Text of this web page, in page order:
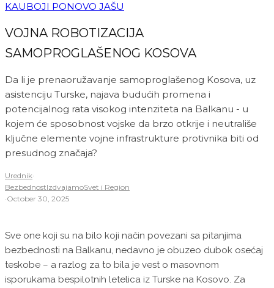
KAUBOJI PONOVO JAŠU
VOJNA ROBOTIZACIJA
SAMOPROGLAŠENOG KOSOVA
Da li je prenaoružavanje samoproglašenog Kosova, uz
asistenciju Turske, najava budućih promena i
potencijalnog rata visokog intenziteta na Balkanu - u
kojem će sposobnost vojske da brzo otkrije i neutrališe
ključne elemente vojne infrastrukture protivnika biti od
presudnog značaja?
Urednik·
BezbednostIzdvajamoSvet i Region
·October 30, 2025
Sve one koji su na bilo koji način povezani sa pitanjima
bezbednosti na Balkanu, nedavno je obuzeo dubok osećaj
teskobe – a razlog za to bila je vest o masovnom
isporukama bespilotnih letelica iz Turske na Kosovo. Za